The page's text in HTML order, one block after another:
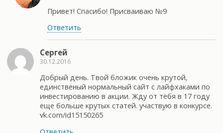
Привет! Спасибо! Присваиваю №9
Ответить
Сергей
30.12.2016
Добрый день. Твой бложик очень крутой,
единственый нормальный сайт с лайфхаками по
инвестированию в акции. Жду от тебя в 17 году
еще больше крутых статей. участвую в конкурсе.
vk.com/id15150265